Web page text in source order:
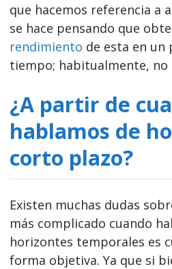
que hacemos referencia a
se hace pensando que
rendimiento de esta en
tiempo; habitualmente, no
¿A partir de
hablamos de
corto plazo?
Existen muchas dudas
más complicado cuando
horizontes temporales es
forma objetiva. Ya que si